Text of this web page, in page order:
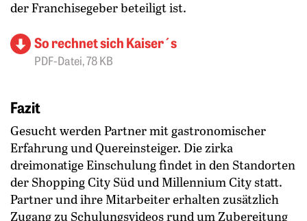
der Franchisegeber beteiligt ist.
So rechnet sich Kaiser´s
PDF-Datei, 78 KB
Fazit
Gesucht werden Partner mit gastronomischer
Erfahrung und Quereinsteiger. Die zirka
dreimonatige Einschulung findet in den Standorten
der Shopping City Süd und Millennium City statt.
Partner und ihre Mitarbeiter erhalten zusätzlich
Zugang zu Schulungsvideos rund um Zubereitung